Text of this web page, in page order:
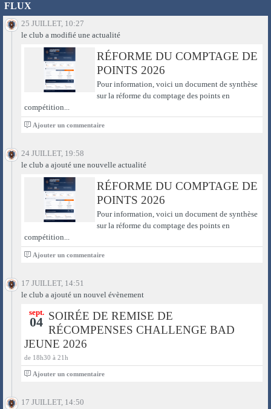
FLUX
25 JUILLET, 10:27
le club a modifié une actualité
RÉFORME DU COMPTAGE DE
POINTS 2026
Pour information, voici un document de synthèse
sur la réforme du comptage des points en
compétition...
0 Ajouter un commentaire
24 JUILLET, 19:58
le club a ajouté une nouvelle actualité
RÉFORME DU COMPTAGE DE
POINTS 2026
Pour information, voici un document de synthèse
sur la réforme du comptage des points en
compétition...
0 Ajouter un commentaire
17 JUILLET, 14:51
le club a ajouté un nouvel évènement
sept.
04 SOIRÉE DE REMISE DE
RÉCOMPENSES CHALLENGE BAD
JEUNE 2026
de 18h30 à 21h
0 Ajouter un commentaire
17 JUILLET, 14:50